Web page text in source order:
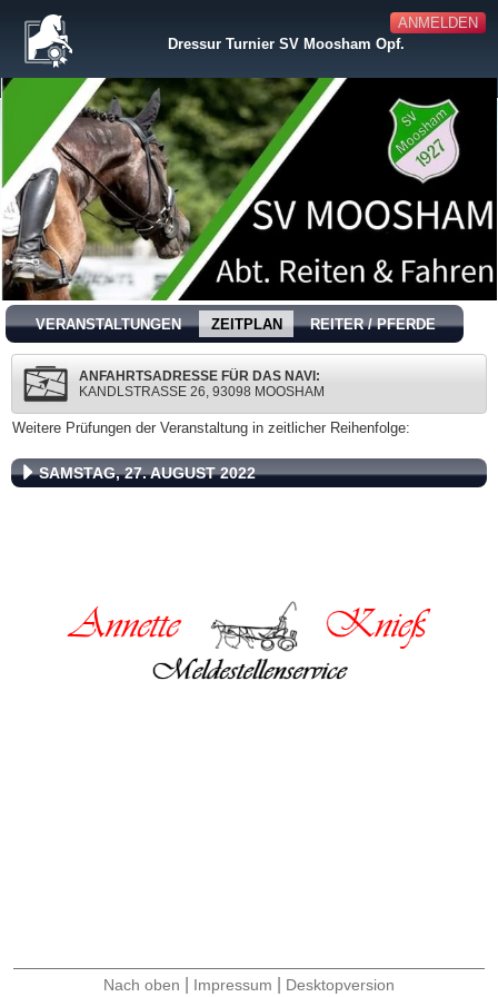
ANMELDEN
Dressur Turnier SV Moosham Opf.
VERANSTALTUNGEN ZEITPLAN REITER / PFERDE
ANFAHRTSADRESSE FÜR DAS NAVI:
KANDLSTRASSE 26, 93098 MOOSHAM
Weitere Prüfungen der Veranstaltung in zeitlicher Reihenfolge:
SAMSTAG, 27. AUGUST 2022
Nach oben Impressum Desktopversion